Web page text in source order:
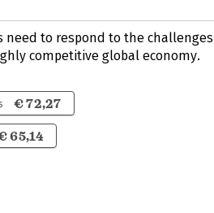
need to respond to the challenges
competitive global economy.
€ 72,27
65,14